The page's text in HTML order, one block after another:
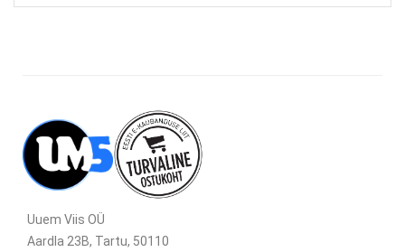
Uuem Viis OÜ
Aardla 23B, Tartu, 50110